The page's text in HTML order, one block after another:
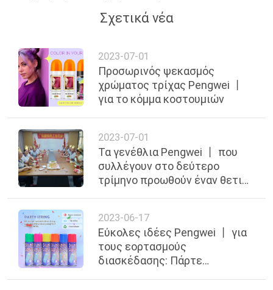
Σχετικά νέα
2023-07-01
Προσωρινός ψεκασμός
χρώματος τρίχας Pengwei 丨
για το κόμμα κοστουμιών
2023-07-01
Τα γενέθλια Pengwei 丨 που
συλλέγουν στο δεύτερο
τρίμηνο προωθούν έναν θετικό
2023-06-17
Εύκολες ιδέες Pengwei 丨 για
τους εορτασμούς
διασκέδασης: Πάρτε